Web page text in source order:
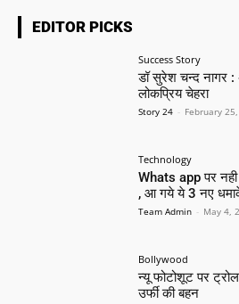
EDITOR PICKS
Success Story
डॉ सुरेश चन्द नागर :
लोकप्रिय चेहरा
Story 24 - February
Technology
Whats app पर
, आ गये ये 3 नए
Team Admin - May 4,
Bollywood
न्यू फोटोशूट पर ट्रोल
उर्फी की बहन